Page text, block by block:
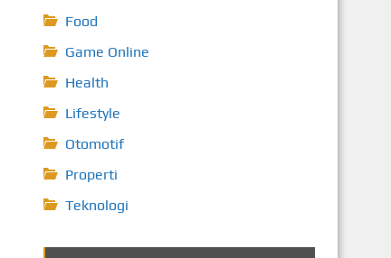
Food
Game Online
Health
Lifestyle
Otomotif
Properti
Teknologi